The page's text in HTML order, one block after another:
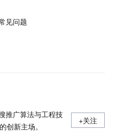
见问题
推广算法与工程技
创新主场。
+关注